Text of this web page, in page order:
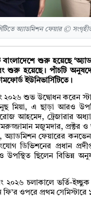
অ্যাডমিশন ফেয়ার ©
বাংলাদেশে শুরু হয়েছে
শুরু হয়েছে। পাঁচটি
ইউনিভার্সিটিতে।
২০২৬ শুভ উদ্বোধন করেন
মিয়া, এ ছাড়া আরও
আহমেদ, ট্রেজারার
মজুমদার, প্রক্টর ও
ফেয়ারের
ডিভিশনের প্রধান
ছিলেন বিভিন্ন
২০২৬ চলাকালে ভর্তি-
ওপরে প্রথম সেমিস্টারে